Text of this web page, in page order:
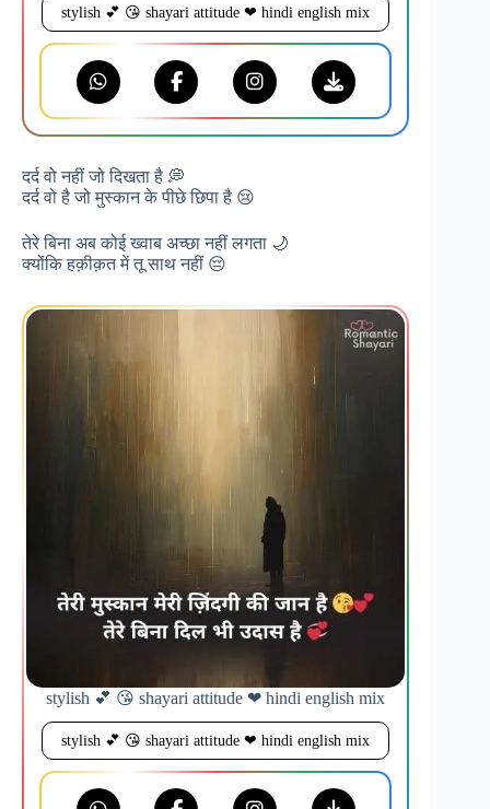
stylish 💕 😘 shayari attitude ❤ hindi english mix
दर्द वो नहीं जो दिखता है 💭
दर्द वो है जो मुस्कान के पीछे छिपा है 😢
तेरे बिना अब कोई ख्वाब अच्छा नहीं लगता 🌙
क्योंकि हक़ीक़त में तू साथ नहीं 😔
stylish 💕 😘 shayari attitude ❤ hindi english mix
stylish 💕 😘 shayari attitude ❤ hindi english mix